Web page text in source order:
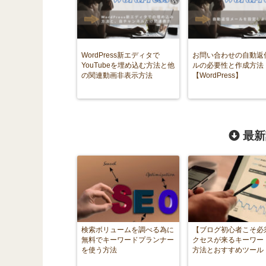
WordPress新エディタで
YouTubeを埋め込む方法と他
の関連動画非表示方法
お問い合わせの自動返
ルの必要性と作成方法
【WordPress】
最
検索ボリュームを調べる為に
無料でキーワードプランナー
を使う方法
【ブログ初心者こそ
クセスが来るキーワー
方法とおすすめツール